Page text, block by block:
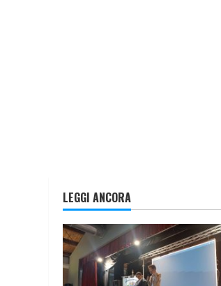
LEGGI ANCORA